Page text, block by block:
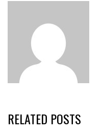
RELATED POSTS